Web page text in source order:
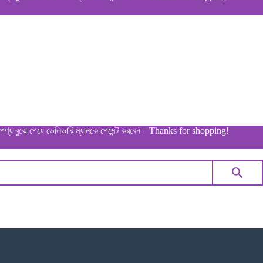
পেয়ে ডেলিভারি ম্যানকে পেমেন্ট করবেন। Thanks for shopping!